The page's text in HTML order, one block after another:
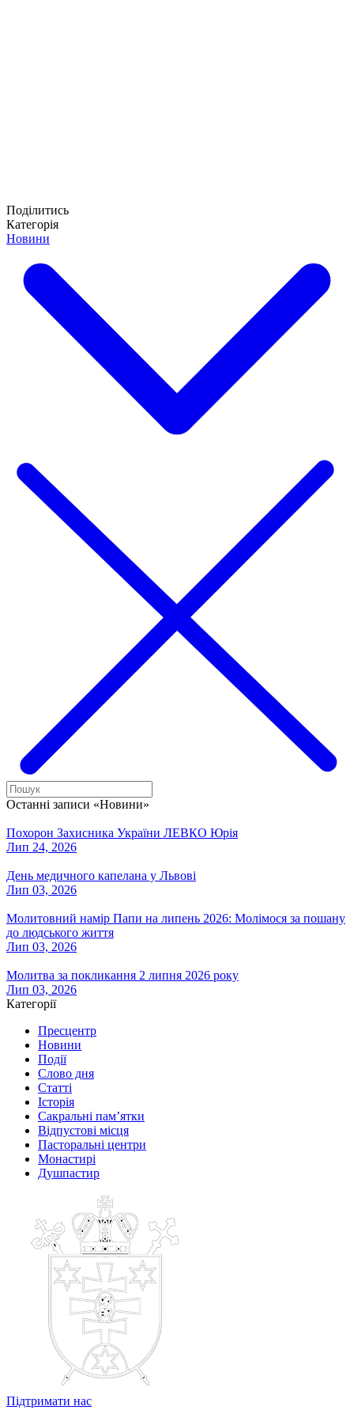
Поділитись
Категорія
Новини
Останні записи «Новини»
Похорон Захисника України ЛЕВКО Юрія
Лип 24, 2026
День медичного капелана у Львові
Лип 03, 2026
Молитовний намір Папи на липень 2026: Молімося за пошану
до людського життя
Лип 03, 2026
Молитва за покликання 2 липня 2026 року
Лип 03, 2026
Категорії
Пресцентр
Новини
Події
Слово дня
Статті
Історія
Сакральні пам’ятки
Відпустові місця
Пасторальні центри
Монастирі
Душпастир
Підтримати нас